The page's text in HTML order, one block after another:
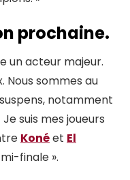
prochaine.
un acteur majeur.
Nous sommes au
notamment
suis mes joueurs
Konéet El
finale ».